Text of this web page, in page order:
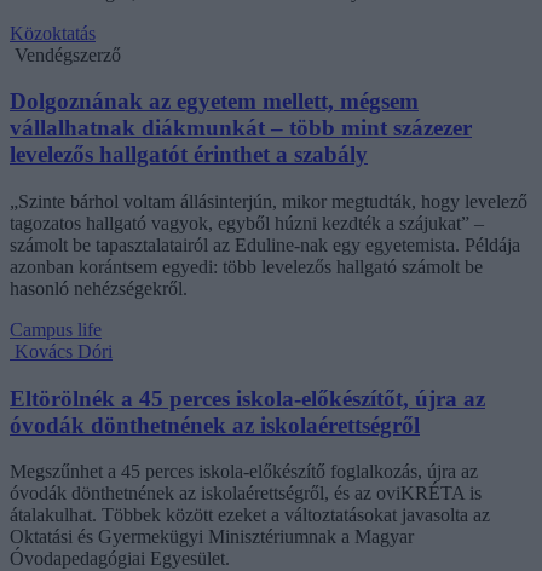
Közoktatás
Vendégszerző
Dolgoznának az egyetem mellett, mégsem
vállalhatnak diákmunkát – több mint százezer
levelezős hallgatót érinthet a szabály
„Szinte bárhol voltam állásinterjún, mikor megtudták, hogy levelező
tagozatos hallgató vagyok, egyből húzni kezdték a szájukat” –
számolt be tapasztalatairól az Eduline-nak egy egyetemista. Példája
azonban korántsem egyedi: több levelezős hallgató számolt be
hasonló nehézségekről.
Campus life
Kovács Dóri
Eltörölnék a 45 perces iskola-előkészítőt, újra az
óvodák dönthetnének az iskolaérettségről
Megszűnhet a 45 perces iskola-előkészítő foglalkozás, újra az
óvodák dönthetnének az iskolaérettségről, és az oviKRÉTA is
átalakulhat. Többek között ezeket a változtatásokat javasolta az
Oktatási és Gyermekügyi Minisztériumnak a Magyar
Óvodapedagógiai Egyesület.